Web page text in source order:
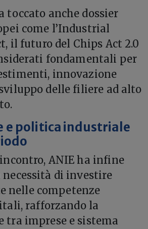
toccato anche dossier
come l’Industrial
il futuro del Chips Act 2.0
fondamentali per
innovazione
delle filiere ad alto
e politica industriale
ANIE ha infine
di investire
nelle competenze
rafforzando la
tra imprese e sistema